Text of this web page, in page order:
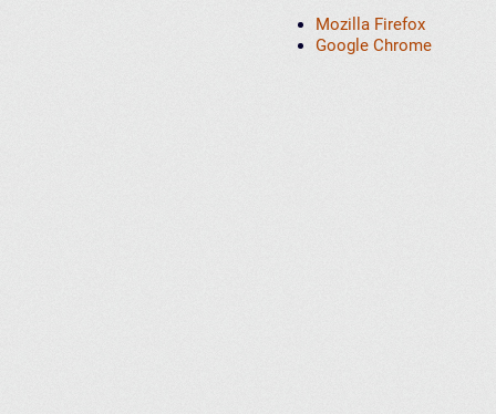
Mozilla Firefox
Google Chrome